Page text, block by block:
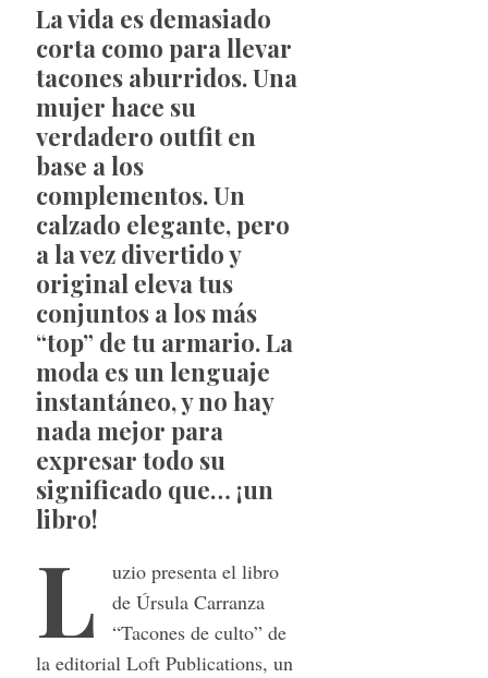
La vida es demasiado
corta como para llevar
tacones aburridos. Una
mujer hace su
verdadero outfit en
base a los
complementos. Un
calzado elegante, pero
a la vez divertido y
original eleva tus
conjuntos a los más
“top” de tu armario. La
moda es un lenguaje
instantáneo, y no hay
nada mejor para
expresar todo su
significado que… ¡un
libro!
L
uzio presenta el libro
de Úrsula Carranza
“Tacones de culto” de
la editorial Loft Publications, un